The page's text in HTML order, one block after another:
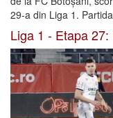
29-a din Liga 1.
Liga 1 - Etapa